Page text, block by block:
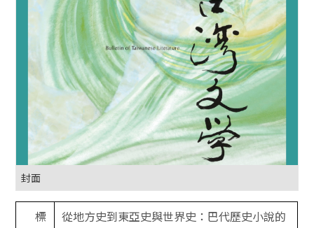
封面
標
從地方史到東亞史與世界史：巴代歷史小說的